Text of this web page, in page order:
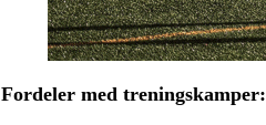
Fordeler med treningskamper: